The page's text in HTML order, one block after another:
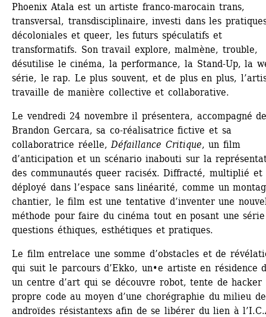
Phoenix Atala est un artiste franco-marocain trans,
transversal, transdisciplinaire, investi dans les
décoloniales et queer, les futurs spéculatifs et
transformatifs. Son travail explore, malmène, trouble,
désutilise le cinéma, la performance, la Stand-Up, la
série, le rap. Le plus souvent, et de plus en plus,
travaille de manière collective et collaborative.
Le vendredi 24 novembre il présentera, accompagné
Brandon Gercara, sa co-réalisatrice fictive et sa
collaboratrice réelle, Défaillance Critique, un film
d’anticipation et un scénario inabouti sur la
des communautés queer raciséx. Diffracté, multiplié et
déployé dans l’espace sans linéarité, comme un
chantier, le film est une tentative d’inventer une
méthode pour faire du cinéma tout en posant une
questions éthiques, esthétiques et pratiques.
Le film entrelace une somme d’obstacles et de
qui suit le parcours d’Ekko, un•e artiste en résidence
un centre d’art qui se découvre robot, tente de hacker
propre code au moyen d’une chorégraphie du milieu
androïdes résistantexs afin de se libérer du lien à